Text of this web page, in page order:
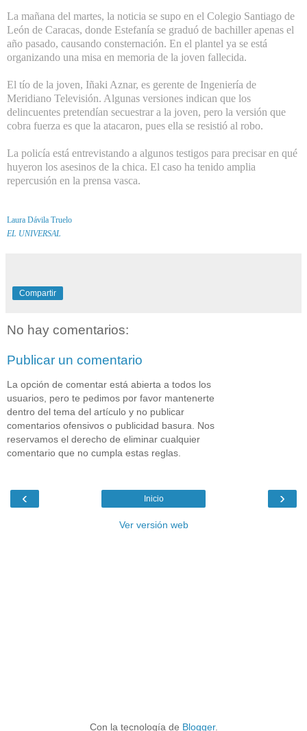
La mañana del martes, la noticia se supo en el Colegio Santiago de
León de Caracas, donde Estefanía se graduó de bachiller apenas el
año pasado, causando consternación. En el plantel ya se está
organizando una misa en memoria de la joven fallecida.
El tío de la joven, Iñaki Aznar, es gerente de Ingeniería de
Meridiano Televisión. Algunas versiones indican que los
delincuentes pretendían secuestrar a la joven, pero la versión que
cobra fuerza es que la atacaron, pues ella se resistió al robo.
La policía está entrevistando a algunos testigos para precisar en qué
huyeron los asesinos de la chica. El caso ha tenido amplia
repercusión en la prensa vasca.
Laura Dávila Truelo
EL UNIVERSAL
Compartir
No hay comentarios:
Publicar un comentario
La opción de comentar está abierta a todos los
usuarios, pero te pedimos por favor mantenerte
dentro del tema del artículo y no publicar
comentarios ofensivos o publicidad basura. Nos
reservamos el derecho de eliminar cualquier
comentario que no cumpla estas reglas.
‹ ›
Inicio
Ver versión web
Con la tecnología de Blogger.